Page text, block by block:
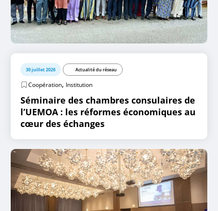
30 juillet 2026 Actualité du réseau
Coopération, Institution
Séminaire des chambres consulaires de
l’UEMOA : les réformes économiques au
cœur des échanges